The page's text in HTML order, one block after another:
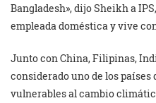
Bangladesh», dijo Sheikh a
empleada doméstica y vive
Junto con China, Filipinas,
considerado uno de los
vulnerables al cambio